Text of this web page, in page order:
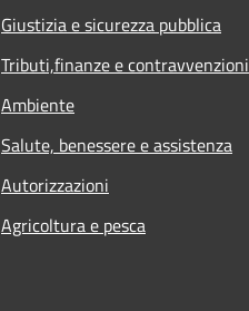
Giustizia e sicurezza pubblica
Tributi,finanze e contravvenzioni
Ambiente
Salute, benessere e assistenza
Autorizzazioni
Agricoltura e pesca